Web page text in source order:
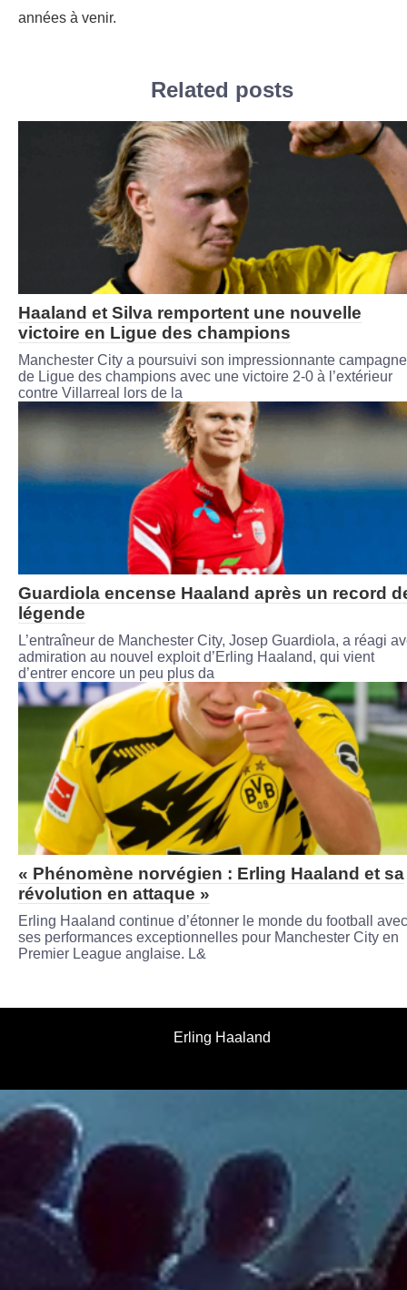
années à venir.
Related posts
Haaland et Silva remportent une nouvelle
victoire en Ligue des champions
Manchester City a poursuivi son impressionnante campagne
de Ligue des champions avec une victoire 2-0 à l’extérieur
contre Villarreal lors de la
Guardiola encense Haaland après un record
légende
L’entraîneur de Manchester City, Josep Guardiola, a réagi
admiration au nouvel exploit d’Erling Haaland, qui vient
d’entrer encore un peu plus da
« Phénomène norvégien : Erling Haaland et sa
révolution en attaque »
Erling Haaland continue d’étonner le monde du football avec
ses performances exceptionnelles pour Manchester City en
Premier League anglaise. L&
Erling Haaland